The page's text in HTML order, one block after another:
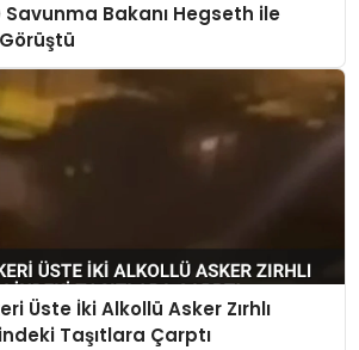
Bakanı Hegseth ile
Üste İki Alkollü Asker Zırhlı
Taşıtlara Çarptı